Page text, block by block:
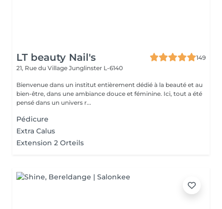
LT beauty Nail's
149
21, Rue du Village Junglinster L-6140
Bienvenue dans un institut entièrement dédié à la beauté et au
bien-être, dans une ambiance douce et féminine. Ici, tout a été
pensé dans un univers r...
Pédicure
Extra Calus
Extension 2 Orteils